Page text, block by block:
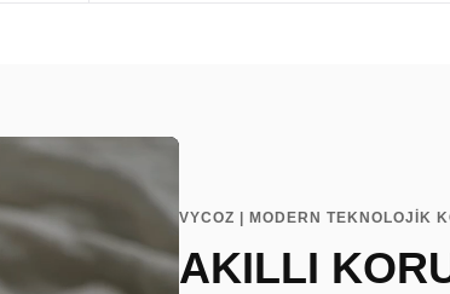
VYCOZ | MODERN TEKNOLOJİK
AKILLI